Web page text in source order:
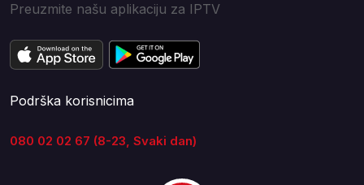
Preuzmite našu aplikaciju za IPTV
Podrška korisnicima
080 02 02 67 (8-23, Svaki dan)